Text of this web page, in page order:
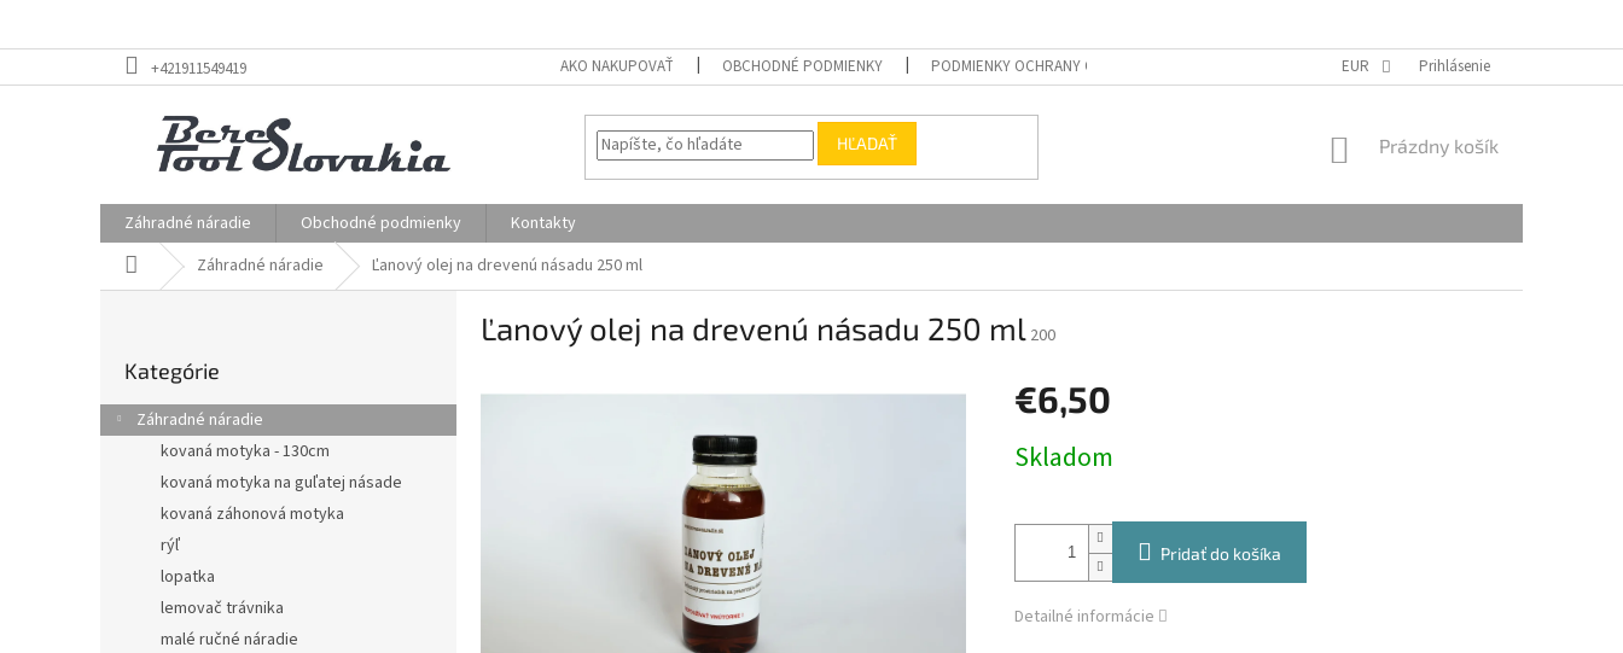
na
+421911549419 AKO NAKUPOVAŤ OBCHODNÉ PODMIENKY PODMIENKY OCHRANY OSOBNÝCH ÚDAJOV REKLAMAČNÝ PORIADOK
EUR Prihlásenie
HĽADAŤ
NÁKUPNÝ
Prázdny košík
Záhradné náradie Obchodné podmienky
Kontakty
Domov Záhradné náradie Ľanový olej na drevenú násadu 250 ml
ý
p
kategórie
Kategórie
Záhradné náradie
kovaná motyka - 130cm
kovaná motyka na guľatej násade
kovaná záhonová motyka
rýľ
lopatka
lemovač trávnika
malé ručné náradie
Ľanový olej na drevenú násadu 250 ml 200
€6,50
cena:
Skladom
Pridať do košíka
Detailné informácie